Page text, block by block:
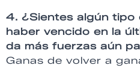
4. ¿Sientes algún tipo
haber vencido en la
da más fuerzas aún
Ganas de volver a